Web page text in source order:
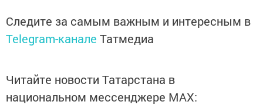
Следите за самым важным и интересным в
Telegram-канале Татмедиа
Читайте новости Татарстана в
национальном мессенджере MАХ: